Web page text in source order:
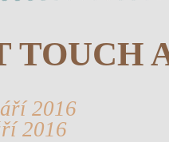
TOUCH
2016
2016